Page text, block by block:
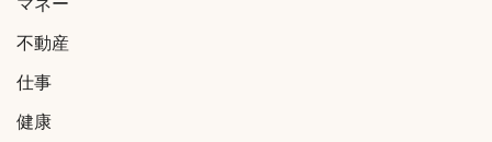
マネー
不動産
仕事
健康